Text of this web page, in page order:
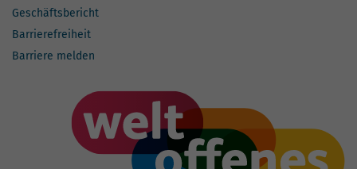
Geschäftsbericht
Barrierefreiheit
Barriere melden